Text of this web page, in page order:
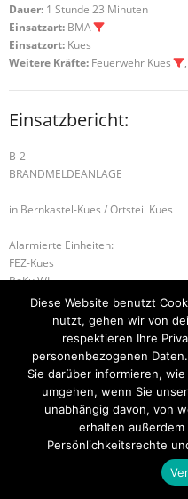
Dauer: 1 Stunde 23 Minuten
Einsatzart: BMA
Einsatzort: Kues
Weitere Kräfte: Feuerwehr Kues
Einsatzbericht:
B-2
BRANDMELDEANLAGE
in Bernkastel-Kues / Ortsteil Kues
Alarmierte Einheiten:
FEZ-Kues
BeKu WL
Kues-Gruppe
H-1 ABSICHERUNG
Startseite Einsätze
Theme byThink Up
Diese Website benutzt
nutzt, gehen wir von
respektieren Ihre
personenbezogenen
Sie darüber informieren,
umgehen, wenn Sie
unabhängig davon, von
erhalten
Persönlichkeitsrechte